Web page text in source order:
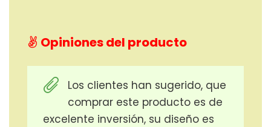
Opiniones del producto
Los clientes han sugerido, que
comprar este producto es de
excelente inversión, su diseño es